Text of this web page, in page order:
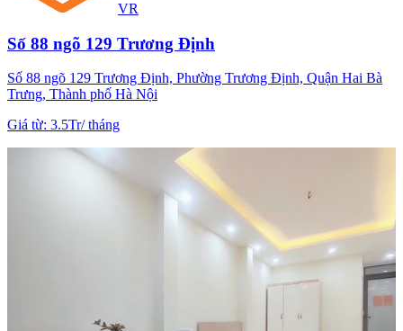
VR
Số 88 ngõ 129 Trương Định
Số 88 ngõ 129 Trương Định, Phường Trương Định, Quận Hai Bà
Trưng, Thành phố Hà Nội
Giá từ: 3.5Tr/tháng